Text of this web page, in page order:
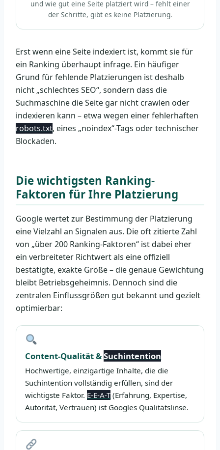
und wie gut eine Seite platziert wird – fehlt einer
der Schritte, gibt es keine Platzierung.
Erst wenn eine Seite indexiert ist, kommt sie für
ein Ranking überhaupt infrage. Ein häufiger
Grund für fehlende Platzierungen ist deshalb
nicht „schlechtes SEO“, sondern dass die
Suchmaschine die Seite gar nicht crawlen oder
indexieren kann – etwa wegen einer fehlerhaften
robots.txt, eines „noindex“-Tags oder technischer
Blockaden.
Die wichtigsten Ranking-
Faktoren für Ihre Platzierung
Google wertet zur Bestimmung der Platzierung
eine Vielzahl an Signalen aus. Die oft zitierte Zahl
von „über 200 Ranking-Faktoren“ ist dabei eher
ein verbreiteter Richtwert als eine offiziell
bestätigte, exakte Größe – die genaue Gewichtung
bleibt Betriebsgeheimnis. Dennoch sind die
zentralen Einflussgrößen gut bekannt und gezielt
optimierbar:
Content-Qualität &Suchintention
Hochwertige, einzigartige Inhalte, die die
Suchintention vollständig erfüllen, sind der
wichtigste Faktor. E-E-A-T (Erfahrung, Expertise,
Autorität, Vertrauen) ist Googles Qualitätslinse.